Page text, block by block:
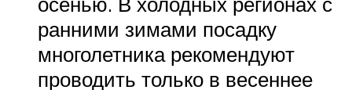
ранними зимами посадку
многолетника рекомендуют
проводить только в весеннее